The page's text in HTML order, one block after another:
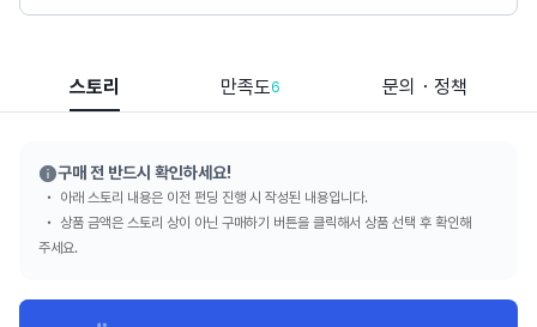
스토리 만족도6 문의・정책
구매 전 반드시 확인하세요!
아래 스토리 내용은 이전 펀딩 진행 시 작성된 내용입니다.
상품 금액은 스토리 상이 아닌 구매하기 버튼을 클릭해서 상품 선택 후 확인해
주세요.